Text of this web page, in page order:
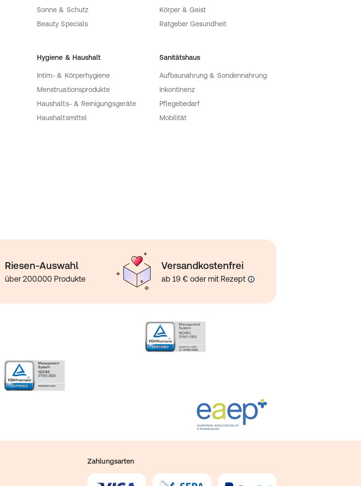
Sonne & Schutz
Beauty Specials
Körper & Geist
Ratgeber Gesundheit
Hygiene & Haushalt
Intim- & Körperhygiene
Menstruationsprodukte
Haushalts- & Reinigungsgeräte
Haushaltsmittel
Sanitätshaus
Aufbaunahrung & Sondennahrung
Inkontinenz
Pflegebedarf
Mobilität
Riesen-Auswahl
über 200.000 Produkte
Versandkostenfrei
ab 19 € oder mit Rezept
Zahlungsarten